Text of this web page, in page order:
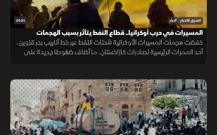
01:31 الشرق للأخبار أخبار
المسيرات في حرب أوكرانيا.. قطاع النفط يتأثر بسبب الهجمات
خفضت هجمات المسيرات الأوكرانية شحنات النفط عبر خط أنابيب بحر قزوين،
أحد الممرات الرئيسية لصادرات كازاخستان، ما أضاف ضغوطا جديدة على